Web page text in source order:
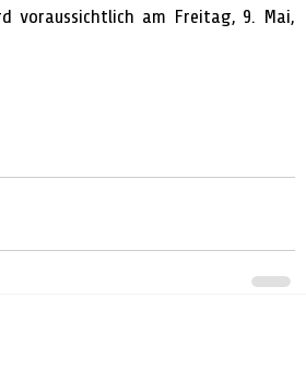
voraussichtlich am Freitag, 9. Mai,